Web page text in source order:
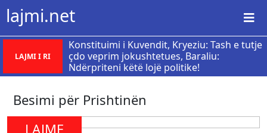
lajmi.net
LAJMI I RI
​Konstituimi i Kuvendit, Kryeziu: Tash e tutje
çdo veprim jokushtetues, Baraliu:
Ndërpriteni këtë lojë politike!
Besimi për Prishtinën
LAJME